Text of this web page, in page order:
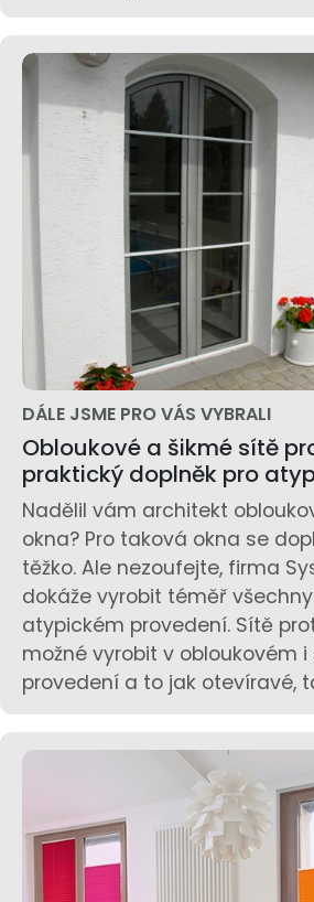
DÁLE JSME PRO VÁS VYBRALI
Obloukové a šikmé sítě
praktický doplněk pro
Nadělil vám architekt
okna? Pro taková okna se
těžko. Ale nezoufejte, firma
dokáže vyrobit téměř
atypickém provedení. Sítě
možné vyrobit v obloukovém i
provedení a to jak otevíravé,